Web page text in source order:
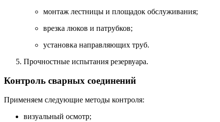
монтаж лестницы и площадок обслуживания;
врезка люков и патрубков;
установка направляющих труб.
Прочностные испытания резервуара.
Контроль сварных соединений
Применяем следующие методы контроля:
визуальный осмотр;